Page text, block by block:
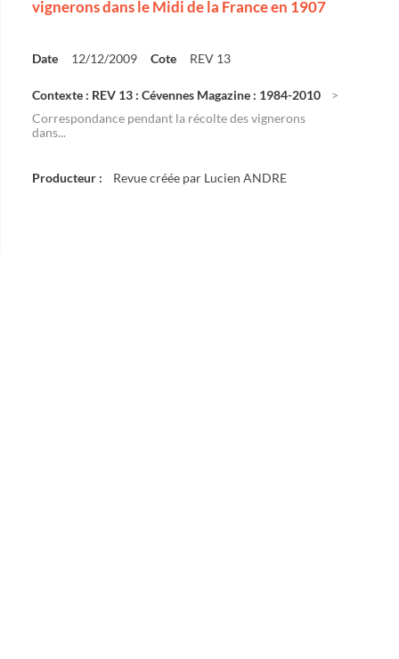
vignerons dans le Midi de la France en 1907
Date 12/12/2009 Cote REV 13
Contexte : REV 13 : Cévennes Magazine : 1984-2010
Correspondance pendant la récolte des vignerons
dans...
Producteur : Revue créée par Lucien ANDRE